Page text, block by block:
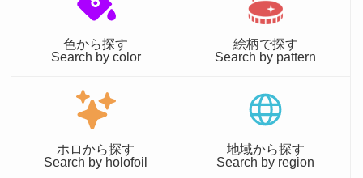
色から探す
Search by color
絵柄で探す
Search by pattern
ホロから探す
Search by holofoil
地域から探す
Search by region